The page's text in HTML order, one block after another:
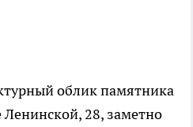
облик памятника
28, заметно